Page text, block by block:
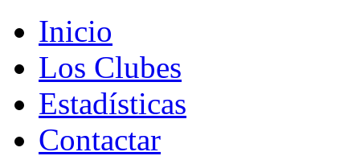
Inicio
Los Clubes
Estadísticas
Contactar